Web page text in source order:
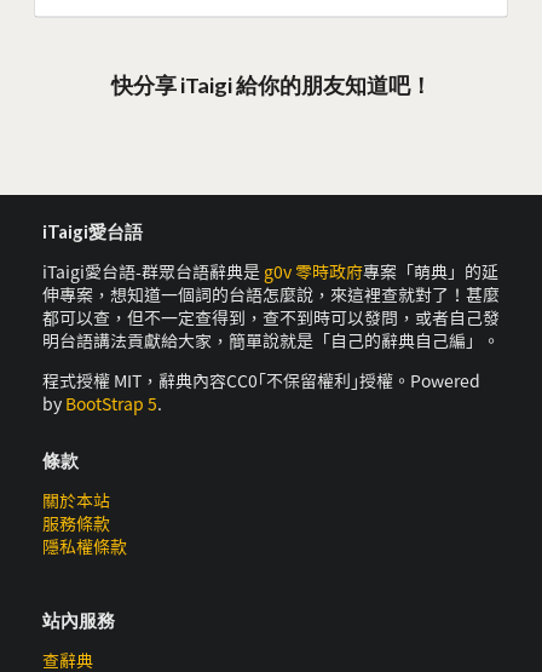
快分享 iTaigi 給你的朋友知道吧！
iTaigi愛台語
iTaigi愛台語-群眾台語辭典是 g0v 零時政府專案「萌典」的延
伸專案，想知道一個詞的台語怎麼說，來這裡查就對了！甚麼
都可以查，但不一定查得到，查不到時可以發問，或者自己發
明台語講法貢獻給大家，簡單說就是「自己的辭典自己編」。
程式授權 MIT，辭典內容CC0｢不保留權利｣授權。Powered
by BootStrap 5.
條款
關於本站
服務條款
隱私權條款
站內服務
查辭典